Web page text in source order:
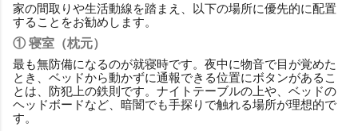
家の間取りや生活動線を踏まえ、以下の場所に優先的に配置
することをお勧めします。
① 寝室（枕元）
最も無防備になるのが就寝時です。夜中に物音で目が覚めた
とき、ベッドから動かずに通報できる位置にボタンがあるこ
とは、防犯上の鉄則です。ナイトテーブルの上や、ベッドの
ヘッドボードなど、暗闇でも手探りで触れる場所が理想的で
す。